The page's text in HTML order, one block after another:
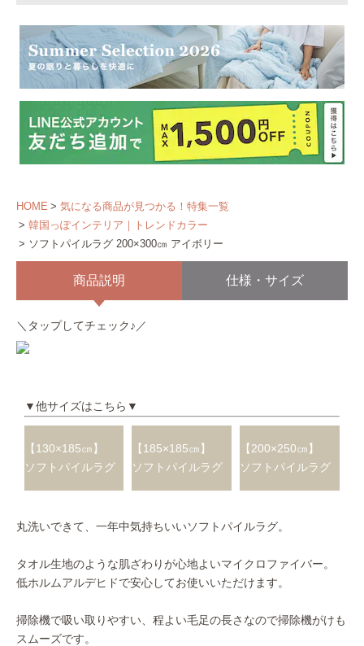
HOME
気になる商品が見つかる！特集一覧
韓国っぽインテリア｜トレンドカラー
ソフトパイルラグ 200×300㎝ アイボリー
商品説明 仕様・サイズ
＼タップしてチェック♪／
▼他サイズはこちら▼
【130×185㎝】
ソフトパイルラグ
【185×185㎝】
ソフトパイルラグ
【200×250㎝】
ソフトパイルラグ
丸洗いできて、一年中気持ちいいソフトパイルラグ。
タオル生地のような肌ざわりが心地よいマイクロファイバー。
低ホルムアルデヒドで安心してお使いいただけます。
掃除機で吸い取りやすい、程よい毛足の長さなので掃除機がけも
スムーズです。